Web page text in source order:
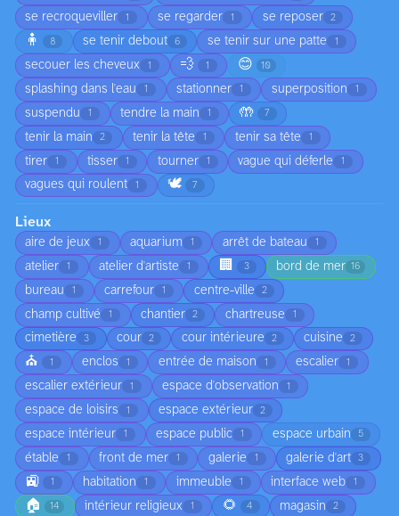
se recroqueviller
1 se regarder 1 se reposer 2
🧍 8 se tenir debout 6 se tenir sur une patte 1
secouer les cheveux 1 💨 1 😊 10
splashing dans l'eau 1 stationner 1 superposition 1
suspendu 1 tendre la main 1 🤲 7
tenir la main 2 tenir la tête 1 tenir sa tête 1
tirer 1 tisser 1 tourner 1 vague qui déferle 1
vagues qui roulent 1 🕊️ 7
Lieux
aire de jeux 1 aquarium 1 arrêt de bateau 1
atelier 1 atelier d'artiste 1 🏢 3 bord de mer 16
bureau 1 carrefour 1 centre-ville 2
champ cultivé 1 chantier 2 chartreuse 1
cimetière 3 cour 2 cour intérieure 2 cuisine 2
⛪ 1 enclos 1 entrée de maison 1 escalier 1
escalier extérieur 1 espace d'observation 1
espace de loisirs 1 espace extérieur 2
espace intérieur 1 espace public 1 espace urbain 5
étable 1 front de mer 1 galerie 1 galerie d'art 3
🚉 1 habitation 1 immeuble 1 interface web 1
🏠 14 intérieur religieux 1 🌻 4 magasin 2